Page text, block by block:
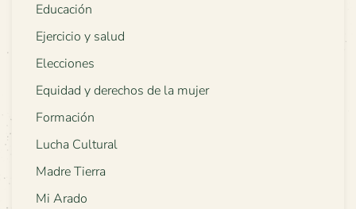
Educación
Ejercicio y salud
Elecciones
Equidad y derechos de la mujer
Formación
Lucha Cultural
Madre Tierra
Mi Arado